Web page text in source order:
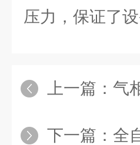
压力，保证了
上一篇： 气
下一篇： 全